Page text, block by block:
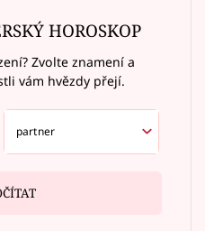
HOROSKOP
Zvolte znamení a
vám hvězdy přejí.